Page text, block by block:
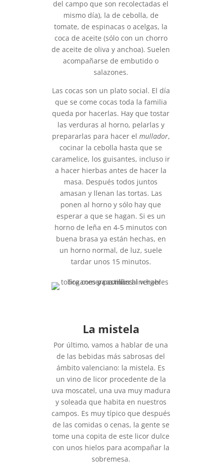
del campo que son recolectadas el
mismo día), la de cebolla, de
tomate, de espinacas o acelgas, la
coca de aceite (sólo con un chorro
de aceite de oliva y anchoa). Suelen
acompañarse de embutido o
salazones.
Las cocas son un plato social. El día
que se come cocas toda la familia
queda por hacerlas. Hay que tostar
las verduras al horno, pelarlas y
prepararlas para hacer el mullador,
cocinar la cebolla hasta que se
caramelice, los guisantes, incluso ir
a hacer hierbas antes de hacer la
masa. Después todos juntos
amasan y llenan las tortas. Las
ponen al horno y sólo hay que
esperar a que se hagan. Si es un
horno de leña en 4-5 minutos con
buena brasa ya están hechas, en
un horno normal, de luz, suele
tardar unos 15 minutos.
La mistela
Por último, vamos a hablar de una
de las bebidas más sabrosas del
ámbito valenciano: la mistela. Es
un vino de licor procedente de la
uva moscatel, una uva muy madura
y soleada que habita en nuestros
campos. Es muy típico que después
de las comidas o cenas, la gente se
tome una copita de este licor dulce
con unos hielos para acompañar la
sobremesa.